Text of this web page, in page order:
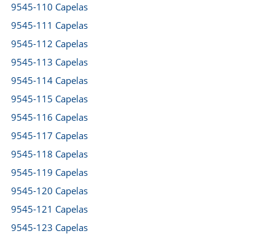
9545-110 Capelas
9545-111 Capelas
9545-112 Capelas
9545-113 Capelas
9545-114 Capelas
9545-115 Capelas
9545-116 Capelas
9545-117 Capelas
9545-118 Capelas
9545-119 Capelas
9545-120 Capelas
9545-121 Capelas
9545-123 Capelas